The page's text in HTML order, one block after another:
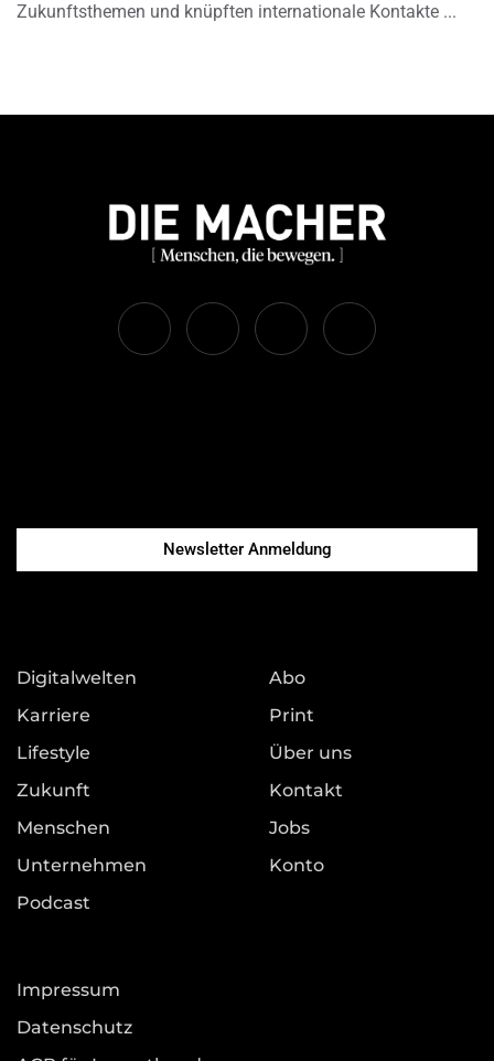
Zukunftsthemen und knüpften internationale Kontakte
Newsletter Anmeldung
Digitalwelten
Karriere
Lifestyle
Zukunft
Menschen
Unternehmen
Podcast
Abo
Print
Über uns
Kontakt
Jobs
Konto
Impressum
Datenschutz